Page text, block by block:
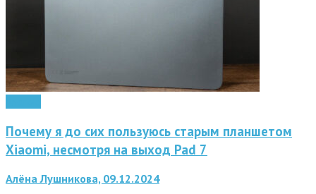
Почему я до сих пользуюсь старым планшетом
Xiaomi, несмотря на выход Pad 7
Алёна Лушникова, 09.12.2024